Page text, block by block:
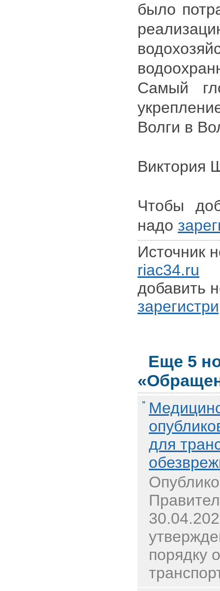
было
Самый
Волги в
Виктория
Чтобы
надо
Источник
riac34.ru
добавить
Еще 5
для
порядку